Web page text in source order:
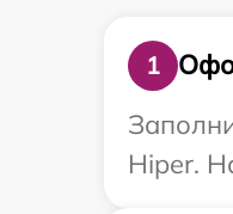
1
Hiper.